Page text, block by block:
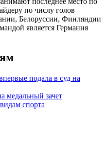
по числу голов
Белоруссии, Финляндии
является Германия
подала в суд на
медальный зачет
спорта